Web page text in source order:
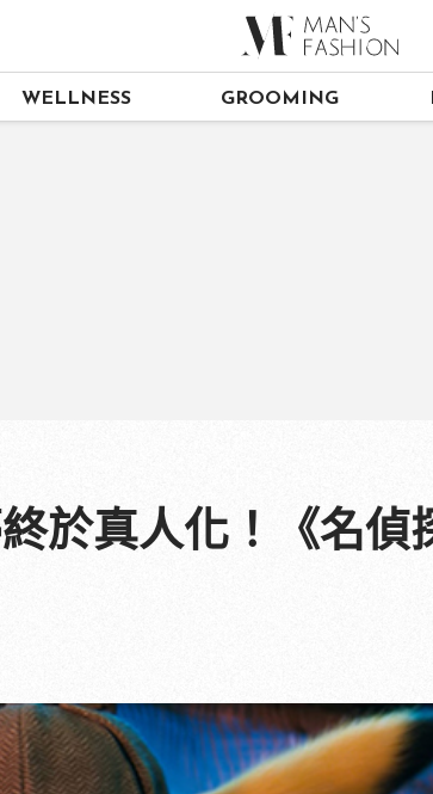
WELLNESS GROOMING
終於真人化！《名